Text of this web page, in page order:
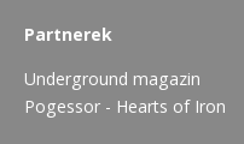
Partnerek
Underground magazin
Pogessor - Hearts of Iron